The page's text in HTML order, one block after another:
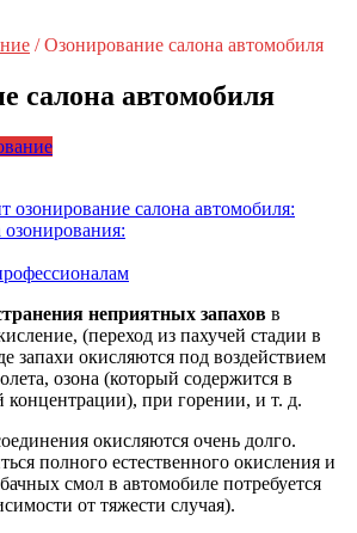
/Озонирование салона автомобиля
салона автомобиля
озонирование салона автомобиля:
неприятных запахов в
(переход из пахучей стадии в
запахи окисляются под воздействием
озона (который содержится в
концентрации), при горении, и т. д.
окисляются очень долго.
полного естественного окисления и
смол в автомобиле потребуется
от тяжести случая).